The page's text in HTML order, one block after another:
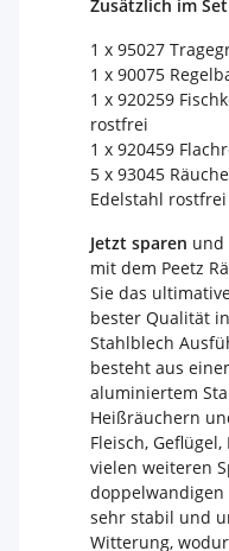
Zusätzlich im
1 x 95027
1 x 90075
1 x 920259
rostfrei
1 x 920459
5 x 93045
Edelstahl rostfrei
Jetzt sparen und
mit dem Peetz
Sie das
bester Qualität
Stahlblech
besteht aus
aluminiertem
Heißräuchern
Fleisch, Geflügel,
vielen weiteren
doppelwandigen
sehr stabil und
Witterung,